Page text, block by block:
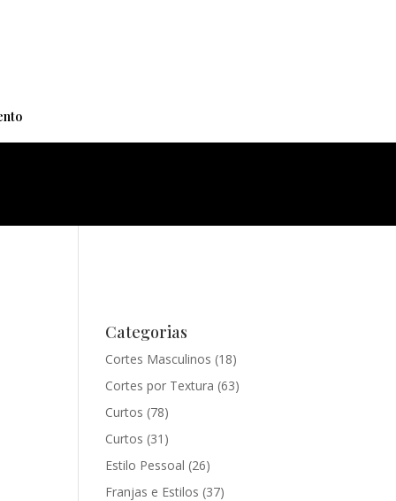
Categorias
Cortes Masculinos (18)
Cortes por Textura (63)
Curtos (78)
Curtos (31)
Estilo Pessoal (26)
Franjas e Estilos (37)